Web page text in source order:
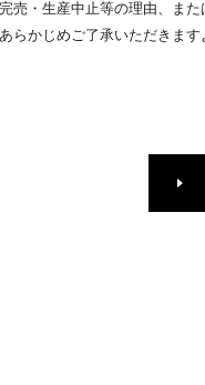
売・生産中止等の理由、ま
らかじめご了承いただきます